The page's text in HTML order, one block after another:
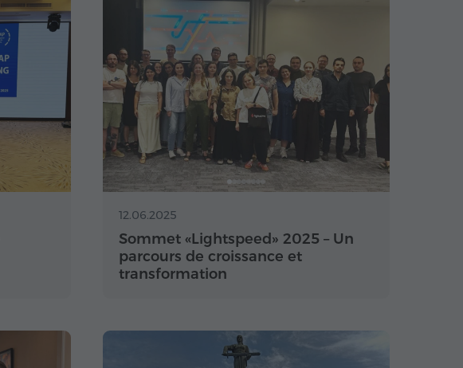
12.06.2025
Sommet «Lightspeed» 2025 – Un
parcours de croissance et
transformation